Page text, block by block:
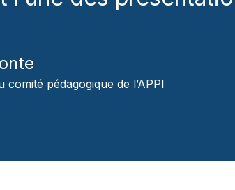
comité pédagogique de l’APPI